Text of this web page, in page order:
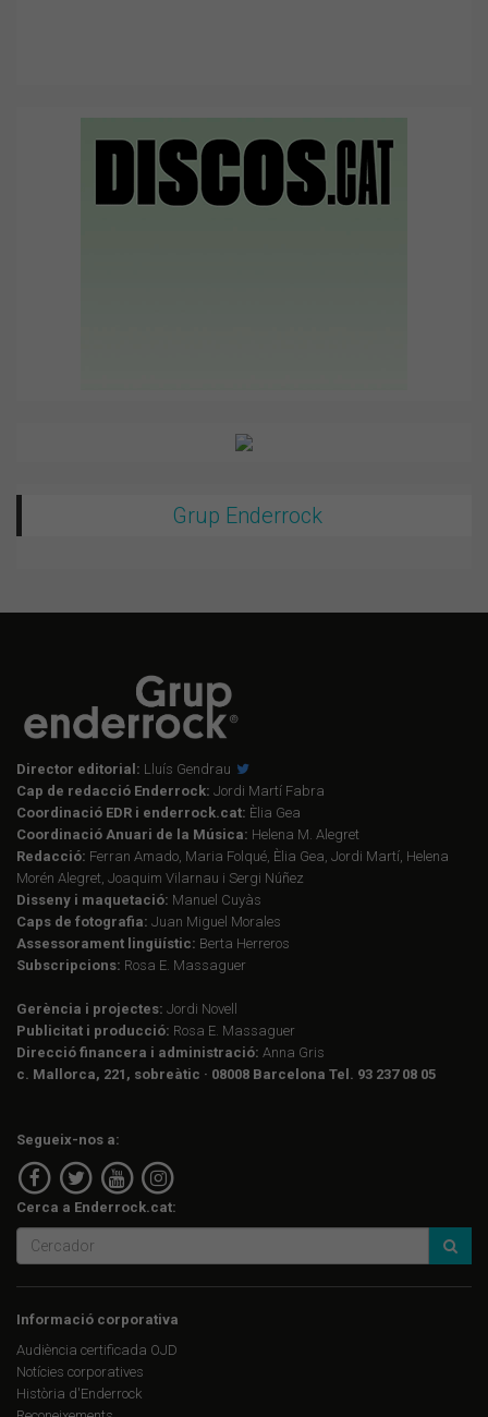
Grup Enderrock
Director editorial: Lluís Gendrau
Cap de redacció Enderrock: Jordi Martí Fabra
Coordinació EDR i enderrock.cat: Èlia Gea
Coordinació Anuari de la Música: Helena M. Alegret
Redacció: Ferran Amado, Maria Folqué, Èlia Gea, Jordi Martí, Helena
Morén Alegret, Joaquim Vilarnau i Sergi Núñez
Disseny i maquetació: Manuel Cuyàs
Caps de fotografia: Juan Miguel Morales
Assessorament lingüístic: Berta Herreros
Subscripcions: Rosa E. Massaguer
Gerència i projectes: Jordi Novell
Publicitat i producció: Rosa E. Massaguer
Direcció financera i administració: Anna Gris
c. Mallorca, 221, sobreàtic · 08008 Barcelona Tel. 93 237 08 05
Segueix-nos a:
Cerca a Enderrock.cat:
Informació corporativa
Audiència certificada OJD
Notícies corporatives
Història d'Enderrock